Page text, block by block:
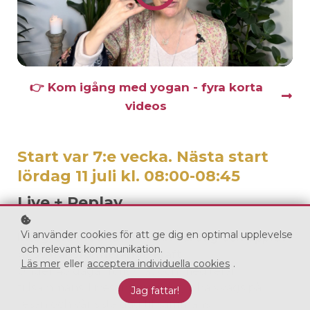
Start var 7:e vecka. Nästa start
lördag 11 juli kl. 08:00-08:45
Live + Replay
Integrera meditation i din vardag och upplev
dess transformerande kraft.
Under 4o dagar följs vi åt och mediterar
tillsammans. Livesändning dag 1, halvvägs på
resan och vår sista dag tillsammans.
👉 Kom igång med yogan - fyra korta
videos
Vi använder cookies för att ge dig en optimal upplevelse
och relevant kommunikation.
Läs mer eller acceptera individuella cookies .
Jag fattar!